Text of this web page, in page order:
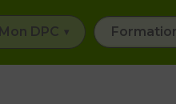
Mon DPC